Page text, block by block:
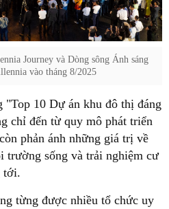
Journey và Dòng sông Ánh sáng
vào tháng 8/2025
10 Dự án khu đô thị đáng
chỉ đến từ quy mô phát triển
phản ánh những giá trị về
trường sống và trải nghiệm cư
tới.
từng được nhiều tổ chức uy